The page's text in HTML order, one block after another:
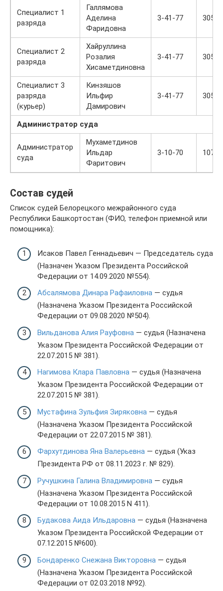
Специалист 1
разряда
Галлямова
Аделина
Фаридовна
3-41-77 305
Специалист 2
разряда
Хайруллина
Розалия
Хисаметдиновна
3-41-77 305
Специалист 3
разряда
(курьер)
Кинзяшов
Ильфир
Дамирович
3-41-77 305
Администратор суда
Администратор
суда
Мухаметдинов
Ильдар
Фаритович
3-10-70 107
Состав судей
Список судей Белорецкого межрайонного суда
Республики Башкортостан (ФИО, телефон приемной или
помощника):
Исаков Павел Геннадьевич — Председатель суда
(Назначен Указом Президента Российской
Федерации от 14.09.2020 №554).
Абсалямова Динара Рафаиловна — судья
(Назначена Указом Президента Российской
Федерации от 09.08.2020 №504).
Вильданова Алия Рауфовна — судья (Назначена
Указом Президента Российской Федерации от
22.07.2015 № 381).
Нагимова Клара Павловна — судья (Назначена
Указом Президента Российской Федерации от
22.07.2015 № 381).
Мустафина Зульфия Зиряковна — судья
(Назначена Указом Президента Российской
Федерации от 22.07.2015 № 381).
Фархутдинова Яна Валерьевна — судья (Указ
Президента РФ от 08.11.2023 г. № 829).
Ручушкина Галина Владимировна — судья
(Назначена Указом Президента Российской
Федерации от 10.08.2015 N 411).
Будакова Аида Ильдаровна — судья (Назначена
Указом Президента Российской Федерации от
07.12.2015 №600).
Бондаренко Снежана Викторовна — судья
(Назначена Указом Президента Российской
Федерации от 02.03.2018 №92).